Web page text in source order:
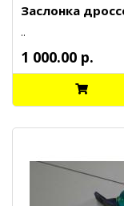
Заслонка
..
1 000.00 р.